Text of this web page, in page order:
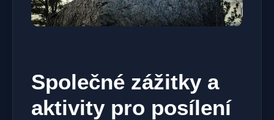
Společné zážitky a
aktivity pro posílení